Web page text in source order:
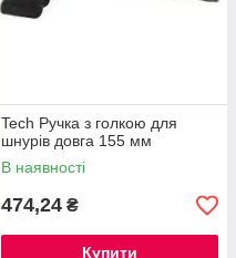
Tech Ручка з голкою для
шнурів довга 155 мм
В наявності
474,24 ₴
Купити